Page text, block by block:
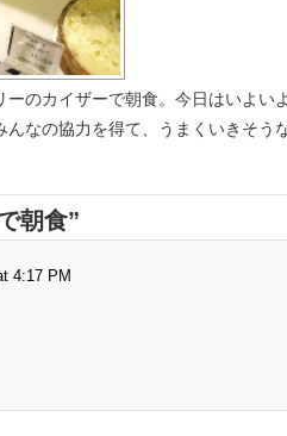
のカイザーで朝食。今日はいよい
なの協力を得て、うまくいきそう
朝食”
4:17 PM